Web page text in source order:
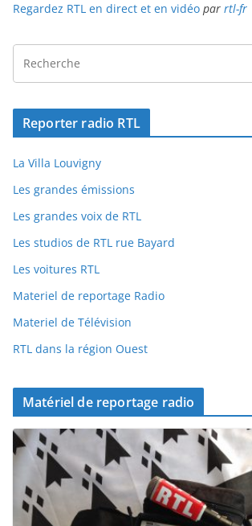
Regardez RTL en direct et en vidéo par rtl-fr
Reporter radio RTL
La Villa Louvigny
Les grandes émissions
Les grandes voix de RTL
Les studios de RTL rue Bayard
Les voitures RTL
Materiel de reportage Radio
Materiel de Télévision
RTL dans la région Ouest
Matériel de reportage radio